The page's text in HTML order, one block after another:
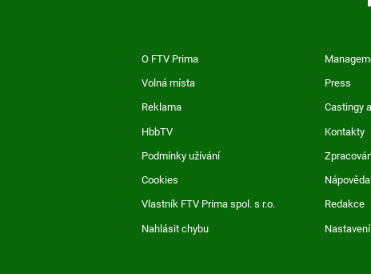
O FTV Prima
Volná místa Press
Reklama Castingy
HbbTV Kontakty
Podmínky užívání
Cookies Nápověda
Vlastník FTV Prima spol. s r.o. Redakce
Nahlásit chybu